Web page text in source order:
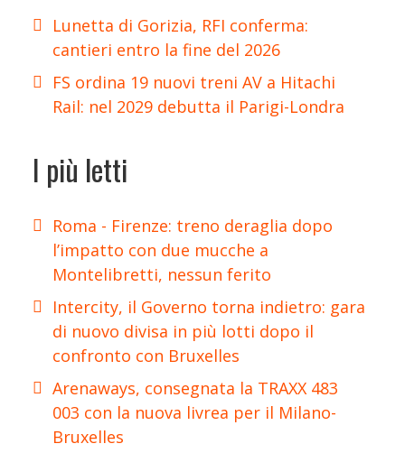
Lunetta di Gorizia, RFI conferma:
cantieri entro la fine del 2026
FS ordina 19 nuovi treni AV a Hitachi
Rail: nel 2029 debutta il Parigi-Londra
I più letti
Roma - Firenze: treno deraglia dopo
l’impatto con due mucche a
Montelibretti, nessun ferito
Intercity, il Governo torna indietro: gara
di nuovo divisa in più lotti dopo il
confronto con Bruxelles
Arenaways, consegnata la TRAXX 483
003 con la nuova livrea per il Milano-
Bruxelles